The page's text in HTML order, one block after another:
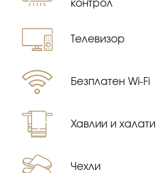
контрол
Tелевизор
Безплатен Wi-Fi
Хавлии и халати
Чехли